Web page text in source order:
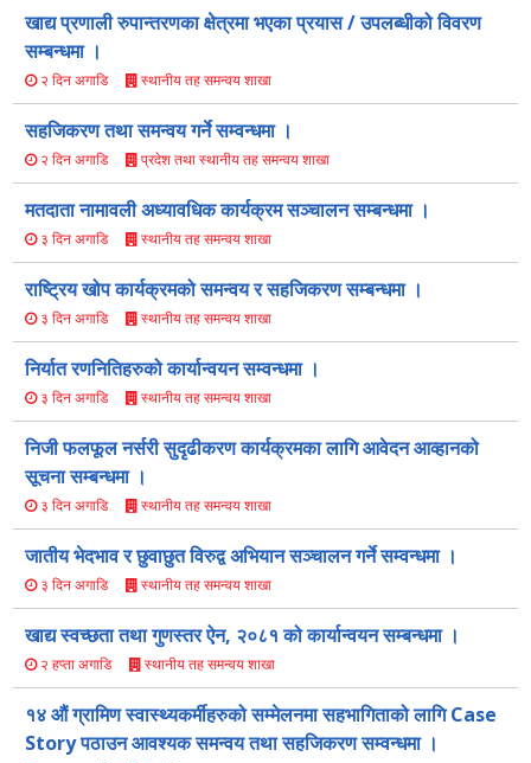
खाद्य प्रणाली रुपान्तरणका क्षेत्रमा भएका प्रयास / उपलब्धीको विवरण
सम्बन्धमा ।
२ दिन अगाडि स्थानीय तह समन्वय शाखा
सहजिकरण तथा समन्वय गर्ने सम्वन्धमा ।
२ दिन अगाडि प्रदेश तथा स्थानीय तह समन्वय शाखा
मतदाता नामावली अध्यावधिक कार्यक्रम सञ्चालन सम्बन्धमा ।
३ दिन अगाडि स्थानीय तह समन्वय शाखा
राष्ट्रिय खोप कार्यक्रमको समन्वय र सहजिकरण सम्बन्धमा ।
३ दिन अगाडि स्थानीय तह समन्वय शाखा
निर्यात रणनितिहरुको कार्यान्वयन सम्वन्धमा ।
३ दिन अगाडि स्थानीय तह समन्वय शाखा
निजी फलफूल नर्सरी सुदृढीकरण कार्यक्रमका लागि आवेदन आव्हानको
सूचना सम्बन्धमा ।
३ दिन अगाडि स्थानीय तह समन्वय शाखा
जातीय भेदभाव र छुवाछुत विरुद्व अभियान सञ्चालन गर्ने सम्वन्धमा ।
३ दिन अगाडि स्थानीय तह समन्वय शाखा
खाद्य स्वच्छता तथा गुणस्तर ऐन, २०८१ को कार्यान्वयन सम्बन्धमा ।
२ हप्ता अगाडि स्थानीय तह समन्वय शाखा
१४ औं ग्रामिण स्वास्थ्यकर्मीहरुको सम्मेलनमा सहभागिताको लागि Case
Story पठाउन आवश्यक समन्वय तथा सहजिकरण सम्वन्धमा ।